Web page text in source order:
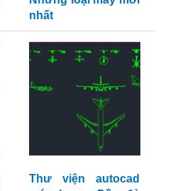
nhất
Thư viện autocad